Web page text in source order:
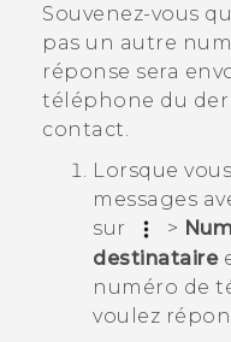
Souvenez-vous
pas un autre
réponse sera
téléphone du
contact.
Lorsque
messages
sur
>
destinataire
numéro de
voulez